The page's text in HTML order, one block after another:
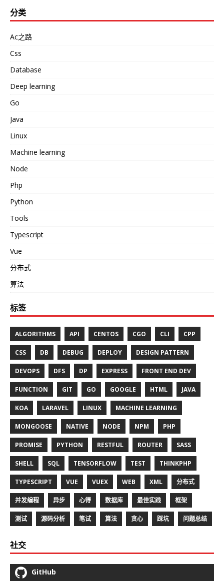
分类
Ac之路
Css
Database
Deep learning
Go
Java
Linux
Machine learning
Node
Php
Python
Tools
Typescript
Vue
分布式
算法
标签
ALGORITHMS API CENTOS CGO CLI CPP
CSS DB DEBUG DEPLOY DESIGN PATTERN
DEVOPS DFS DP EXPRESS FRONT END DEV
FUNCTION GIT GO GOOGLE HTML JAVA
KOA LARAVEL LINUX MACHINE LEARNING
MONGOOSE NATIVE NODE NPM PHP
PROMISE PYTHON RESTFUL ROUTER SASS
SHELL SQL TENSORFLOW TEST THINKPHP
TYPESCRIPT VUE VUEX WEB XML 分布式
并发编程 异步 心得 数据库 最佳实践 框架
测试 源码分析 笔试 算法 贪心 踩坑 问题总结
社交
GitHub